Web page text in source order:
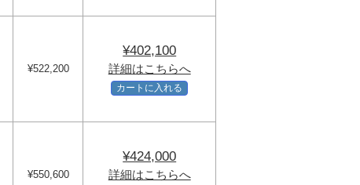
¥522,200
¥402,100
詳細はこちらへ
カートに入れる
¥550,600
¥424,000
詳細はこちらへ